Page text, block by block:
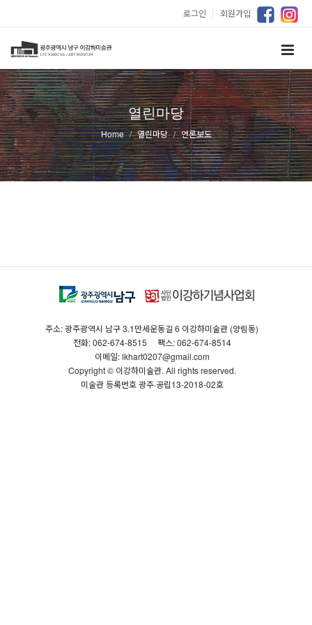
로그인 ｜ 회원가입
열린마당
Home 열린마당 언론보도
주소: 광주광역시 남구 3.1만세운동길 6 이강하미술관 (양림동)
전화: 062-674-8515
팩스: 062-674-8514
이메일: lkhart0207@gmail.com
Copyright © 이강하미술관. All rights reserved.
미술관 등록번호 광주·공립13-2018-02호